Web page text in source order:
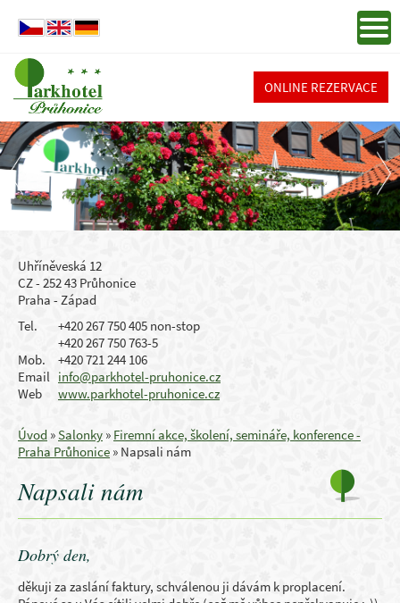
ONLINE REZERVACE
Uhříněveská 12
CZ - 252 43 Průhonice
Praha - Západ
Tel.
+420 267 750 405 non-stop
+420 267 750 763-5
Mob.
+420 721 244 106
Email info@parkhotel-pruhonice.cz
Web
www.parkhotel-pruhonice.cz
Úvod »Salonky » Firemní akce, školení, semináře, konference -
Praha Průhonice » Napsali nám
Napsali nám
Dobrý den,
děkuji za zaslání faktury, schválenou ji dávám k proplacení.